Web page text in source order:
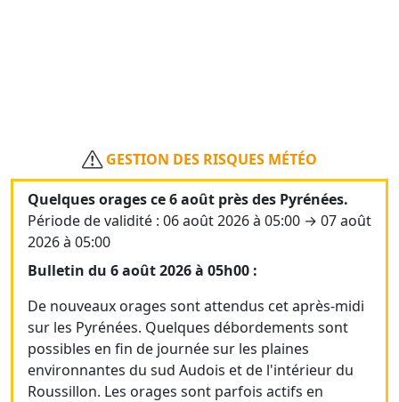
GESTION DES RISQUES MÉTÉO
Quelques orages ce 6 août près des Pyrénées.
Période de validité : 06 août 2026 à 05:00 → 07 août
2026 à 05:00
Bulletin du 6 août 2026 à 05h00 :
De nouveaux orages sont attendus cet après-midi
sur les Pyrénées. Quelques débordements sont
possibles en fin de journée sur les plaines
environnantes du sud Audois et de l'intérieur du
Roussillon. Les orages sont parfois actifs en